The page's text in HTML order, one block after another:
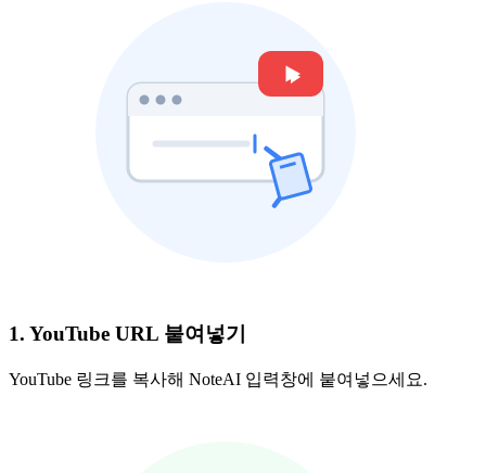
1. YouTube URL 붙여넣기
YouTube 링크를 복사해 NoteAI 입력창에 붙여넣으세요.